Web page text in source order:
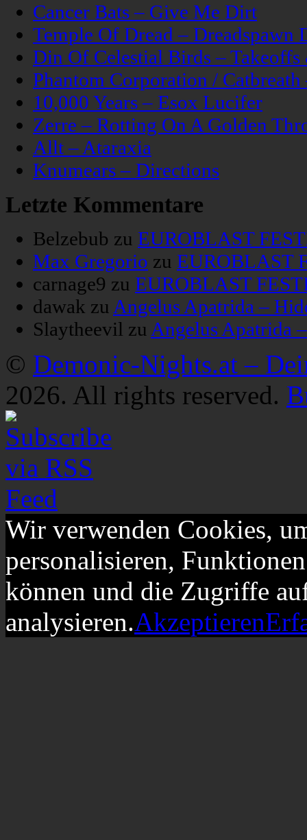
Cancer Bats – Give Me Dirt
Temple Of Dread – Dreadspawn
Din Of Celestial Birds –
Phantom Corporation /
10,000 Years – Esox Lucifer
Zerre – Rotting On A Golden
Allt – Ataraxia
Knumears – Directions
Letzte Kommentare
Belzebub zu EUROBLAST
Max Gregorio zu EUROBLAST
carnage9 zu EUROBLAST
dawak zu Angelus Apatrida –
Slaytheevil zu Angelus Apatrida
© Demonic-Nights.at –
2026. All rights reserved.
Wir verwenden Cookies,
personalisieren,
können und die Zugriffe
analysieren.Akzeptieren